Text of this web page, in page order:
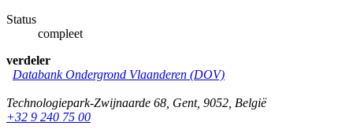
Status
compleet
verdeler
Databank Ondergrond Vlaanderen (DOV)
Technologiepark-Zwijnaarde 68 Gent, 9052 België
+32 9 240 75 00